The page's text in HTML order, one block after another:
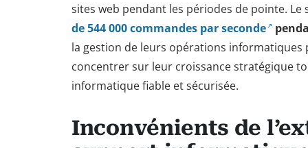
sites web pendant les périodes de pointe.
de 544 000 commandes par seconde
la gestion de leurs opérations
concentrer sur leur croissance stratégique
informatique fiable et sécurisée.
Inconvénients de